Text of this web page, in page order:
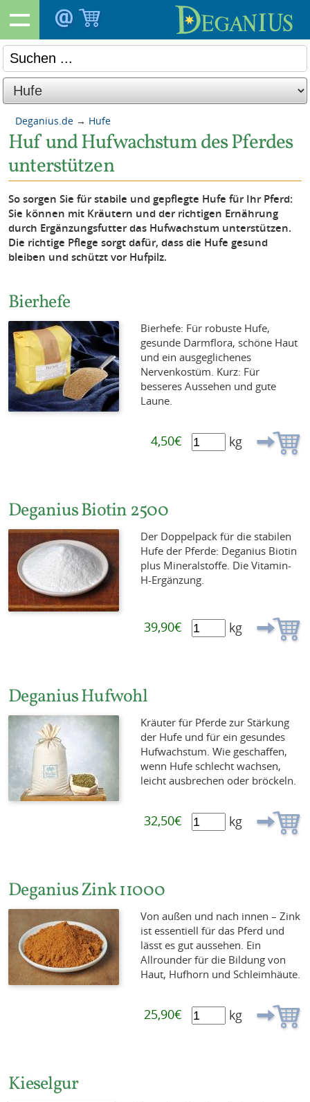
Deganius.de → Hufe
Huf und Hufwachstum des Pferdes
unterstützen
So sorgen Sie für stabile und gepflegte Hufe für Ihr Pferd:
Sie können mit Kräutern und der richtigen Ernährung
durch Ergänzungsfutter das Hufwachstum unterstützen.
Die richtige Pflege sorgt dafür, dass die Hufe gesund
bleiben und schützt vor Hufpilz.
Bierhefe
Bierhefe: Für robuste Hufe,
gesunde Darmflora, schöne Haut
und ein ausgeglichenes
Nervenkostüm. Kurz: Für
besseres Aussehen und gute
Laune.
4,50€ kg
Deganius Biotin 2500
Der Doppelpack für die stabilen
Hufe der Pferde: Deganius Biotin
plus Mineralstoffe. Die Vitamin-
H-Ergänzung.
39,90€ kg
Deganius Hufwohl
Kräuter für Pferde zur Stärkung
der Hufe und für ein gesundes
Hufwachstum. Wie geschaffen,
wenn Hufe schlecht wachsen,
leicht ausbrechen oder bröckeln.
32,50€ kg
Deganius Zink 11000
Von außen und nach innen – Zink
ist essentiell für das Pferd und
lässt es gut aussehen. Ein
Allrounder für die Bildung von
Haut, Hufhorn und Schleimhäute.
25,90€ kg
Kieselgur